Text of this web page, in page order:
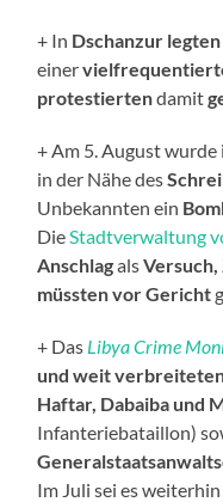
+ In Dschanzur legten
einer
protestiertendamit
+ Am 5. August
in der Nähe des
Unbekannten ein
Die Stadtverwaltung
Anschlagals
müssten vor Gericht
+ Das Libya Crime
und weit
Haftar, Dabaiba und
Infanteriebataillon)
Im Juli sei es